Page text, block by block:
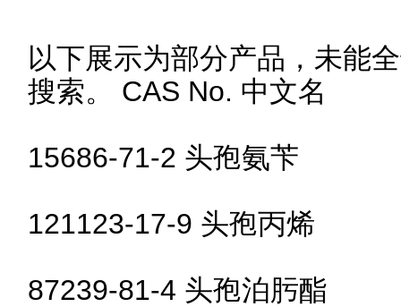
以下展示为部分产品，未能
搜索。 CAS No. 中文名
15686-71-2 头孢氨苄
121123-17-9 头孢丙烯
87239-81-4 头孢泊肟酯